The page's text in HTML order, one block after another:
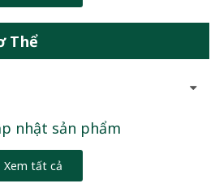
Thể
nhật sản phẩm
Xem tất cả